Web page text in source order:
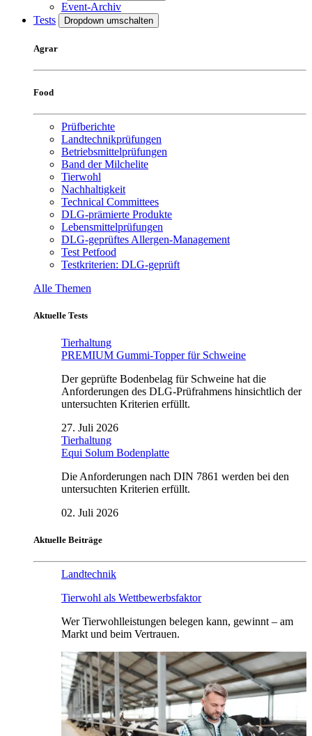
Event-Archiv
Tests
Dropdown umschalten
Agrar
Food
Prüfberichte
Landtechnikprüfungen
Betriebsmittelprüfungen
Band der Milchelite
Tierwohl
Nachhaltigkeit
Technical Committees
DLG-prämierte Produkte
Lebensmittelprüfungen
DLG-geprüftes Allergen-Management
Test Petfood
Testkriterien: DLG-geprüft
Alle Themen
Aktuelle Tests
Tierhaltung
PREMIUM Gummi-Topper für Schweine
Der geprüfte Bodenbelag für Schweine hat die
Anforderungen des DLG-Prüfrahmens hinsichtlich der
untersuchten Kriterien erfüllt.
27. Juli 2026
Tierhaltung
Equi Solum Bodenplatte
Die Anforderungen nach DIN 7861 werden bei den
untersuchten Kriterien erfüllt.
02. Juli 2026
Aktuelle Beiträge
Landtechnik
Tierwohl als Wettbewerbsfaktor
Wer Tierwohlleistungen belegen kann, gewinnt – am
Markt und beim Vertrauen.